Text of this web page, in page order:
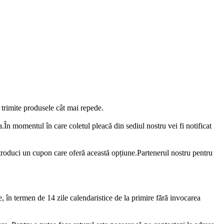
produsele cât mai repede.
momentul în care coletul pleacă din sediul nostru vei fi notificat
un cupon care oferă această opțiune.Partenerul nostru pentru
în termen de 14 zile calendaristice de la primire fără invocarea